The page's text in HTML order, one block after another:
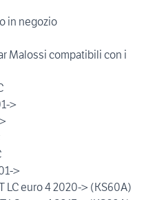
in negozio
Malossi compatibili con i
>
>
LC euro 4 2020-> (KS60A)